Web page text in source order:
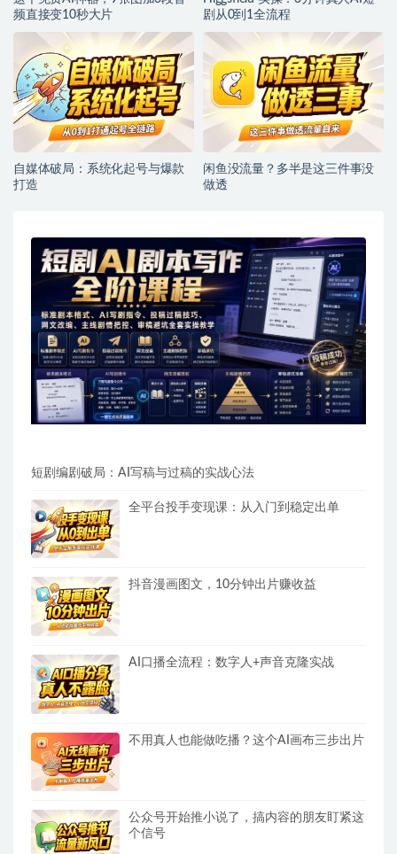
频直接变10秒大片
剧从0到1全流程
自媒体破局：系统化起号与爆款
打造
闲鱼没流量？多半是这三件事没
做透
短剧编剧破局：AI写稿与过稿的实战心法
全平台投手变现课：从入门到稳定出单
抖音漫画图文，10分钟出片赚收益
AI口播全流程：数字人+声音克隆实战
不用真人也能做吃播？这个AI画布三步出片
公众号开始推小说了，搞内容的朋友盯紧这
个信号